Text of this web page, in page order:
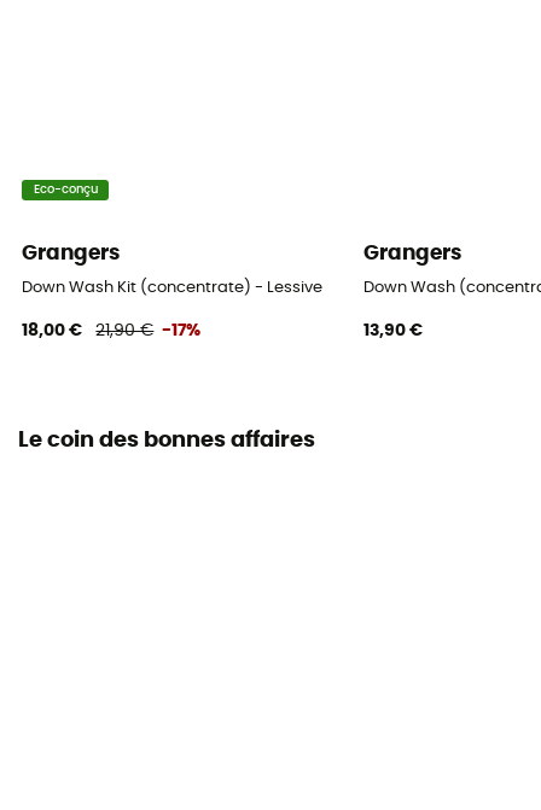
Eco-conçu
Grangers
Down Wash Kit (concentrate) - Lessive
18,00 € 21,90 € -17%
Grangers
Down Wash
13,90 €
Le coin des bonnes affaires